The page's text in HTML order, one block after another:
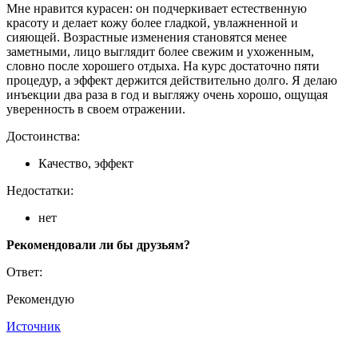
Мне нравится курасен: он подчеркивает естественную
красоту и делает кожу более гладкой, увлажненной и
сияющей. Возрастные изменения становятся менее
заметными, лицо выглядит более свежим и ухоженным,
словно после хорошего отдыха. На курс достаточно пяти
процедур, а эффект держится действительно долго. Я делаю
инъекции два раза в год и выгляжу очень хорошо, ощущая
уверенность в своем отражении.
Достоинства:
Качество, эффект
Недостатки:
нет
Рекомендовали ли бы друзьям?
Ответ:
Рекомендую
Источник